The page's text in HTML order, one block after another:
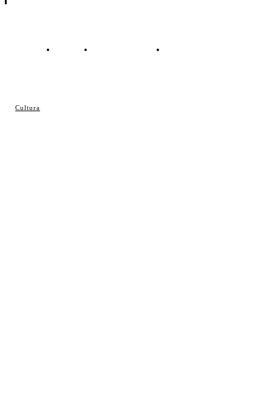
Cultura
Contacto Política de cookies